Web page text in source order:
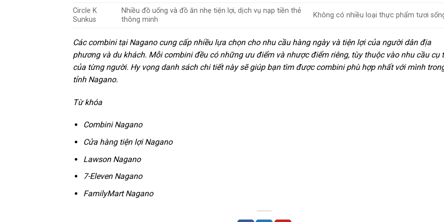
Circle K
Sunkus
Nhiều đồ uống và đồ ăn nhẹ tiện lợi, dịch vụ nạp tiền thẻ
thông minh
Không có nhiều loại thực phẩm tươi
Các combini tại Nagano cung cấp nhiều lựa chọn cho nhu cầu hàng ngày và tiện lợi của người dân địa
phương và du khách. Mỗi combini đều có những ưu điểm và nhược điểm riêng, tùy thuộc vào nhu cầu cụ
của từng người. Hy vọng danh sách chi tiết này sẽ giúp bạn tìm được combini phù hợp nhất với mình
tỉnh Nagano.
Từ khóa
Combini Nagano
Cửa hàng tiện lợi Nagano
Lawson Nagano
7-Eleven Nagano
FamilyMart Nagano